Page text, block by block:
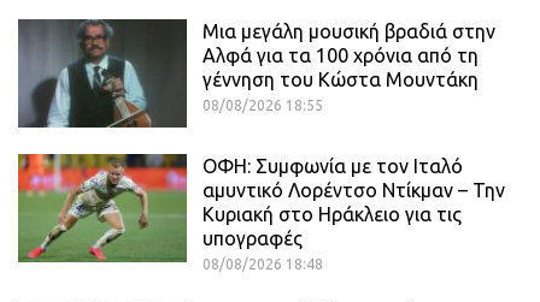
Μια μεγάλη μουσική βραδιά στην
Αλφά για τα 100 χρόνια από τη
γέννηση του Κώστα Μουντάκη
08/08/2026 18:55
ΟΦΗ: Συμφωνία με τον Ιταλό
αμυντικό Λορέντσο Ντίκμαν – Την
Κυριακή στο Ηράκλειο για τις
υπογραφές
08/08/2026 18:48